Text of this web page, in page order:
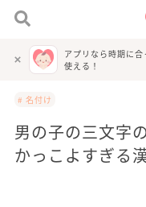
アプリなら時期に
使える！
# 名付け
男の子の三文字
かっこよすぎる